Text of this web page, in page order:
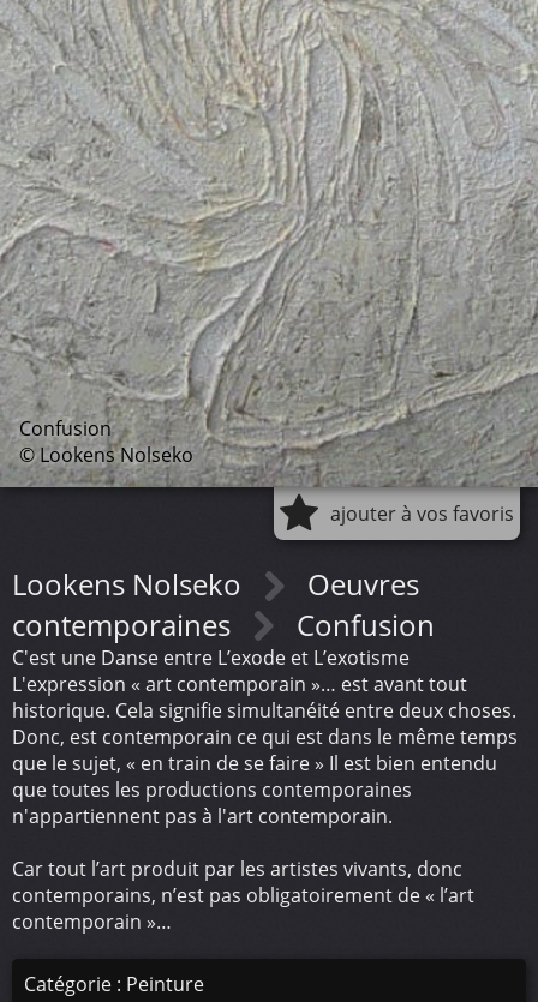
Confusion
© Lookens Nolseko
ajouter à vos favoris
Lookens Nolseko
Oeuvres
contemporaines
Confusion
C'est une Danse entre L’exode et L’exotisme
L'expression « art contemporain »… est avant tout
historique. Cela signifie simultanéité entre deux choses.
Donc, est contemporain ce qui est dans le même temps
que le sujet, « en train de se faire » Il est bien entendu
que toutes les productions contemporaines
n'appartiennent pas à l'art contemporain.
Car tout l’art produit par les artistes vivants, donc
contemporains, n’est pas obligatoirement de « l’art
contemporain »…
Catégorie : Peinture